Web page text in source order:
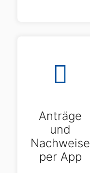
Anträge
und
Nachweise
per App